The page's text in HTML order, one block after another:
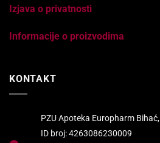
Izjava o privatnosti
Informacije o proizvodima
KONTAKT
PZU Apoteka Europharm Bihać,
ID broj: 4263086230009